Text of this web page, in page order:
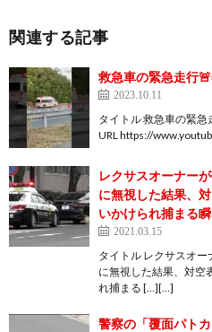
関連する記事
救急車の緊急走行
2023.10.11
タイトル 救急車の緊
URL https://
レクサスオーナー
に無視した結果、
いかけられ捕まる瞬
2021.03.15
タイトル レクサスオ
に無視した結果、対空
れ捕まる […][…]
警察の「覆面パト